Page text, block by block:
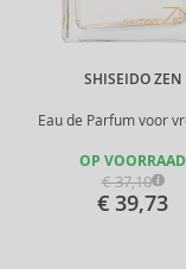
SHISEIDO ZEN
Eau de Parfum voor
OP VOORRAAD
€ 37,10
€ 39,73